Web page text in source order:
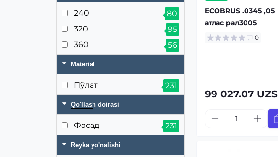
240
80
320
95
360
56
Material
Пўлат 231
Qo'llash doirasi
Фасад 231
Reyka yo'nalishi
ECOBRUS .0345 ,05
атлас рал3005
0
99 027.07 UZS